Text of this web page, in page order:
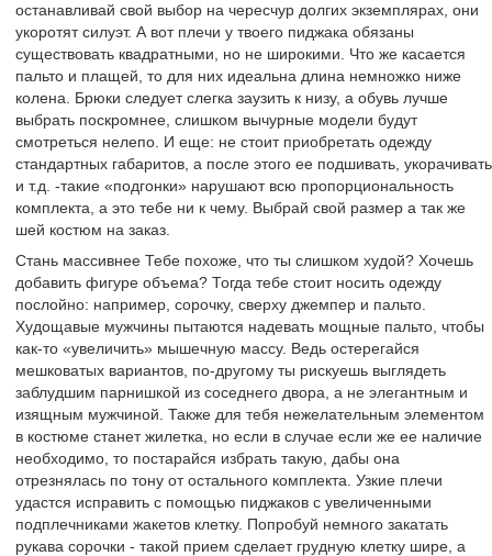
останавливай свой выбор на чересчур долгих экземплярах, они
укоротят силуэт. А вот плечи у твоего пиджака обязаны
существовать квадратными, но не широкими. Что же касается
пальто и плащей, то для них идеальна длина немножко ниже
колена. Брюки следует слегка заузить к низу, а обувь лучше
выбрать поскромнее, слишком вычурные модели будут
смотреться нелепо. И еще: не стоит приобретать одежду
стандартных габаритов, а после этого ее подшивать, укорачивать
и т.д. -такие «подгонки» нарушают всю пропорциональность
комплекта, а это тебе ни к чему. Выбрай свой размер а так же
шей костюм на заказ.
Стань массивнее Тебе похоже, что ты слишком худой? Хочешь
добавить фигуре объема? Тогда тебе стоит носить одежду
послойно: например, сорочку, сверху джемпер и пальто.
Худощавые мужчины пытаются надевать мощные пальто, чтобы
как-то «увеличить» мышечную массу. Ведь остерегайся
мешковатых вариантов, по-другому ты рискуешь выглядеть
заблудшим парнишкой из соседнего двора, а не элегантным и
изящным мужчиной. Также для тебя нежелательным элементом
в костюме станет жилетка, но если в случае если же ее наличие
необходимо, то постарайся избрать такую, дабы она
отрезнялась по тону от остального комплекта. Узкие плечи
удастся исправить c помощью пиджаков с увеличенными
подплечниками жакетов клетку. Попробуй немного закатать
рукава сорочки - такой прием сделает грудную клетку шире, а